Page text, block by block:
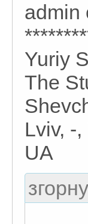
admin
Yuriy
The
Lviv, -
UA